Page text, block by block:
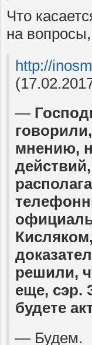
Что
на
http://
—
мнению,
решили,
еще, сэр.
будете
— Будем.